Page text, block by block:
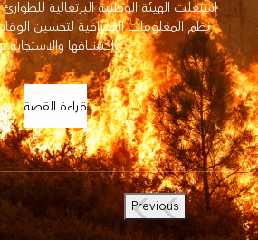
استغلت الهيئة الوطنية البرتغالية
نظم المعلومات الجغرافية لتحسين
واكتشافها والاستجابة
قراءة القصة
Previous